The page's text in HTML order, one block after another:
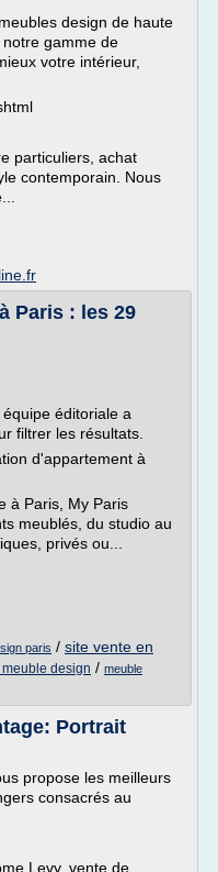
design de haute
gamme de
votre intérieur,
particuliers, achat
contemporain. Nous
Paris : les 29
éditoriale a
filtrer les résultats.
d'appartement à
à Paris, My Paris
meublés, du studio au
privés ou...
paris / site vente en
design / meuble
Portrait
propose les meilleurs
consacrés au
Levy, vente de